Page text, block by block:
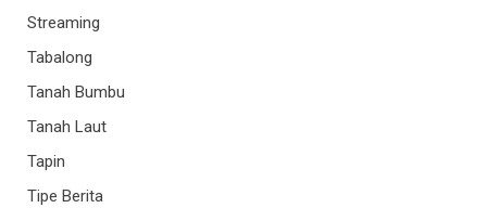
Streaming
Tabalong
Tanah Bumbu
Tanah Laut
Tapin
Tipe Berita